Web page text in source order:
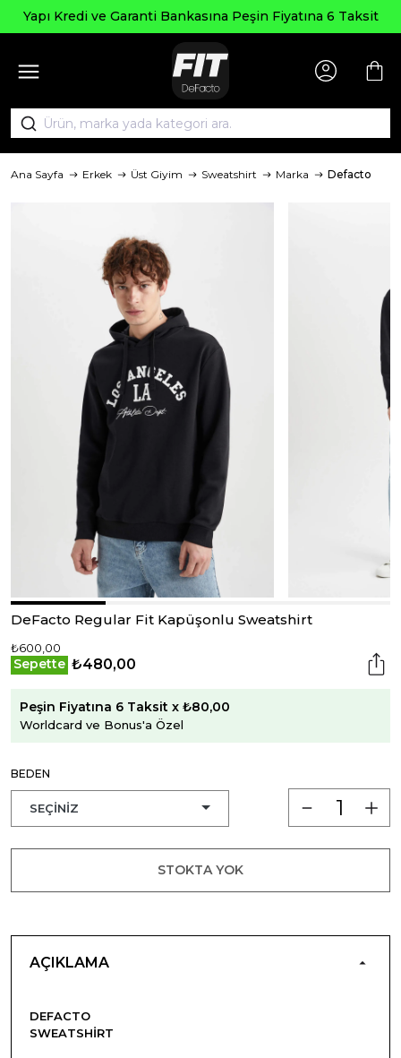
Yapı Kredi ve Garanti Bankasına Peşin Fiyatına 6 Taksit
Ana Sayfa Erkek Üst Giyim Sweatshirt Marka Defacto
DeFacto Regular Fit Kapüşonlu Sweatshirt
₺600,00
Sepette ₺480,00
Peşin Fiyatına 6 Taksit x ₺80,00
Worldcard ve Bonus'a Özel
BEDEN
STOKTA YOK
AÇIKLAMA
DEFACTO
SWEATSHIRT